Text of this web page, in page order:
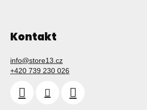
Kontakt
info@store13.cz
+420 739 230 026